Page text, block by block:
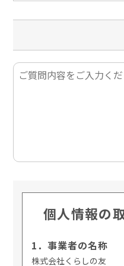
個人情報の
1．事業者の名称
株式会社くらしの友